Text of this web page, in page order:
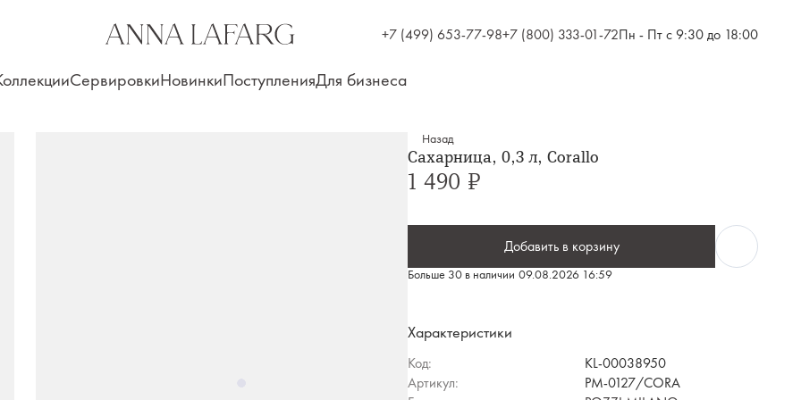
+7 (499) 653-77-98+7 (800) 333-01-72Пн - Пт с 9:30 до 18:00
СервировкиНовинкиПоступленияДля бизнеса
Назад
Сахарница, 0,3 л, Corallo
1 490 ₽
Больше 30 в наличии 09.08.2026 16:59
Добавить в корзину
Характеристики
Код:
KL-00038950
Артикул:
PM-0127/CORA